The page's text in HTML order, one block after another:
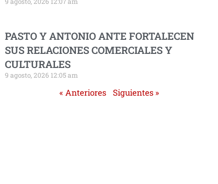
PASTO Y ANTONIO ANTE FORTALECEN
SUS RELACIONES COMERCIALES Y
CULTURALES
9 agosto, 2026 12:05 am
« Anteriores Siguientes »